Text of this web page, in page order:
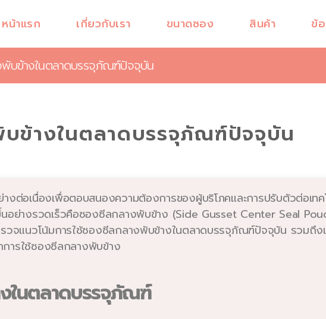
หน้าแรก เกี่ยวกับเรา ขนาดซอง สินค้า ข้
พับข้างในตลาดบรรจุภัณฑ์ปัจจุบัน
ข้างในตลาดบรรจุภัณฑ์ปัจจุบัน
ต่อเนื่องเพื่อตอบสนองความต้องการของผู้บริโภคและการปรับตัวต่อเทค
อย่างรวดเร็วคือซองซีลกลางพับข้าง (Side Gusset Center Seal
จแนวโน้มการใช้ซองซีลกลางพับข้างในตลาดบรรจุภัณฑ์ปัจจุบัน รวมถึง
การใช้ซองซีลกลางพับข้าง
ในตลาดบรรจุภัณฑ์